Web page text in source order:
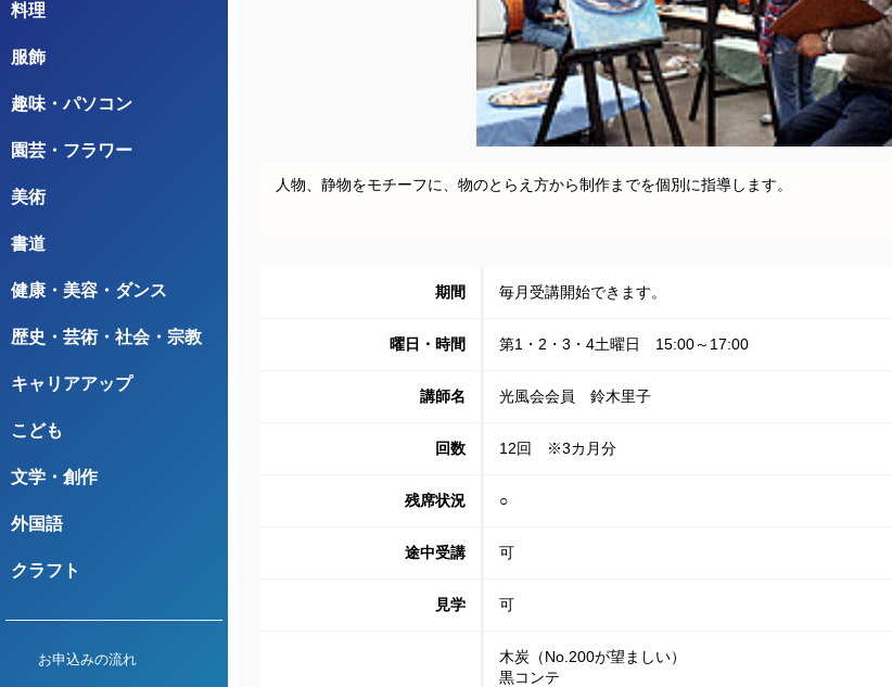
料理
服飾
趣味・パソコン
園芸・フラワー
美術
書道
健康・美容・ダンス
歴史・芸術・社会・宗教
キャリアアップ
こども
文学・創作
外国語
クラフト
お申込みの流れ
人物、静物をモチーフに、物のとらえ方から制作までを個別に指導します。
期間 毎月受講開始できます。
曜日・時間 第1・2・3・4土曜日 15:00～17:00
講師名 光風会会員 鈴木里子
回数 12回 ※3カ月分
残席状況 ○
途中受講 可
見学 可
木炭（No.200が望ましい）
黒コンテ